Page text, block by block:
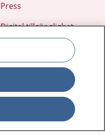
Press
Digital tillgänglighet
Inställningar för kakor